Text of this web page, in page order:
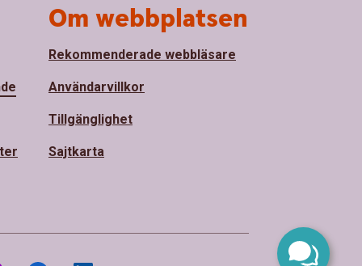
Om webbplatsen
Rekommenderade webbläsare
Användarvillkor
Tillgänglighet
Sajtkarta